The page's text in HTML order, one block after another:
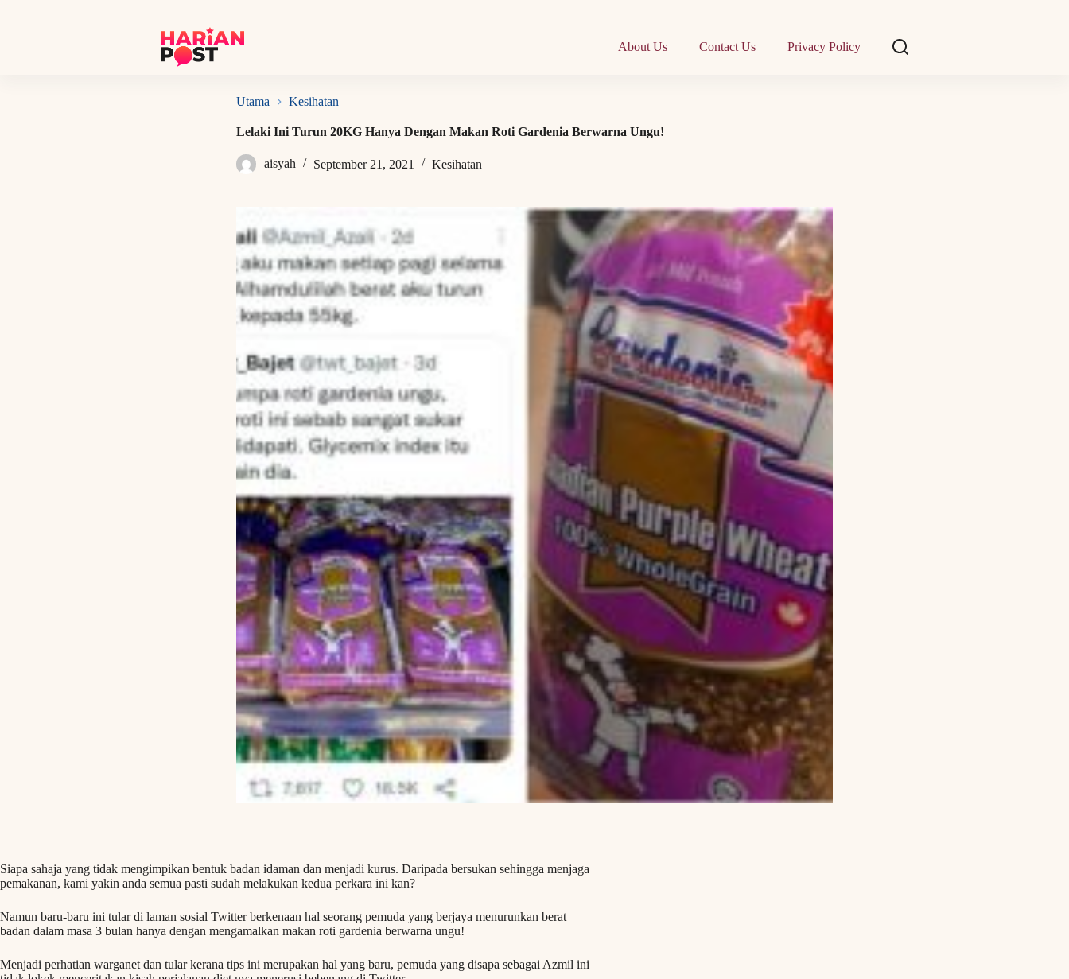
About Us Contact Us Privacy Policy
Utama Kesihatan
Lelaki Ini Turun 20KG Hanya Dengan Makan Roti Gardenia Berwarna Ungu!
aisyah September 21, 2021 Kesihatan
Siapa sahaja yang tidak mengimpikan bentuk badan idaman dan menjadi kurus. Daripada bersukan sehingga menjaga
pemakanan, kami yakin anda semua pasti sudah melakukan kedua perkara ini kan?
Namun baru-baru ini tular di laman sosial Twitter berkenaan hal seorang pemuda yang berjaya menurunkan berat
badan dalam masa 3 bulan hanya dengan mengamalkan makan roti gardenia berwarna ungu!
Menjadi perhatian warganet dan tular kerana tips ini merupakan hal yang baru, pemuda yang disapa sebagai Azmil ini